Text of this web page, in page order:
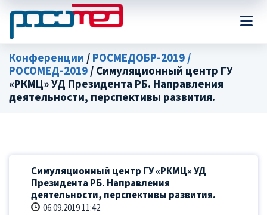
Конференции/РОСМЕДОБР-2019 /
РОСОМЕД-2019/ Симуляционный центр ГУ
«РКМЦ» УД Президента РБ. Направления
деятельности, перспективы развития.
Симуляционный центр ГУ «РКМЦ» УД
Президента РБ. Направления
деятельности, перспективы развития.
06.09.2019 11:42